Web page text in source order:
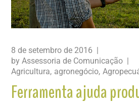
8 de setembro de 2016
byAssessoria de Comunicação
Agricultura agronegócio
Ferramenta ajuda